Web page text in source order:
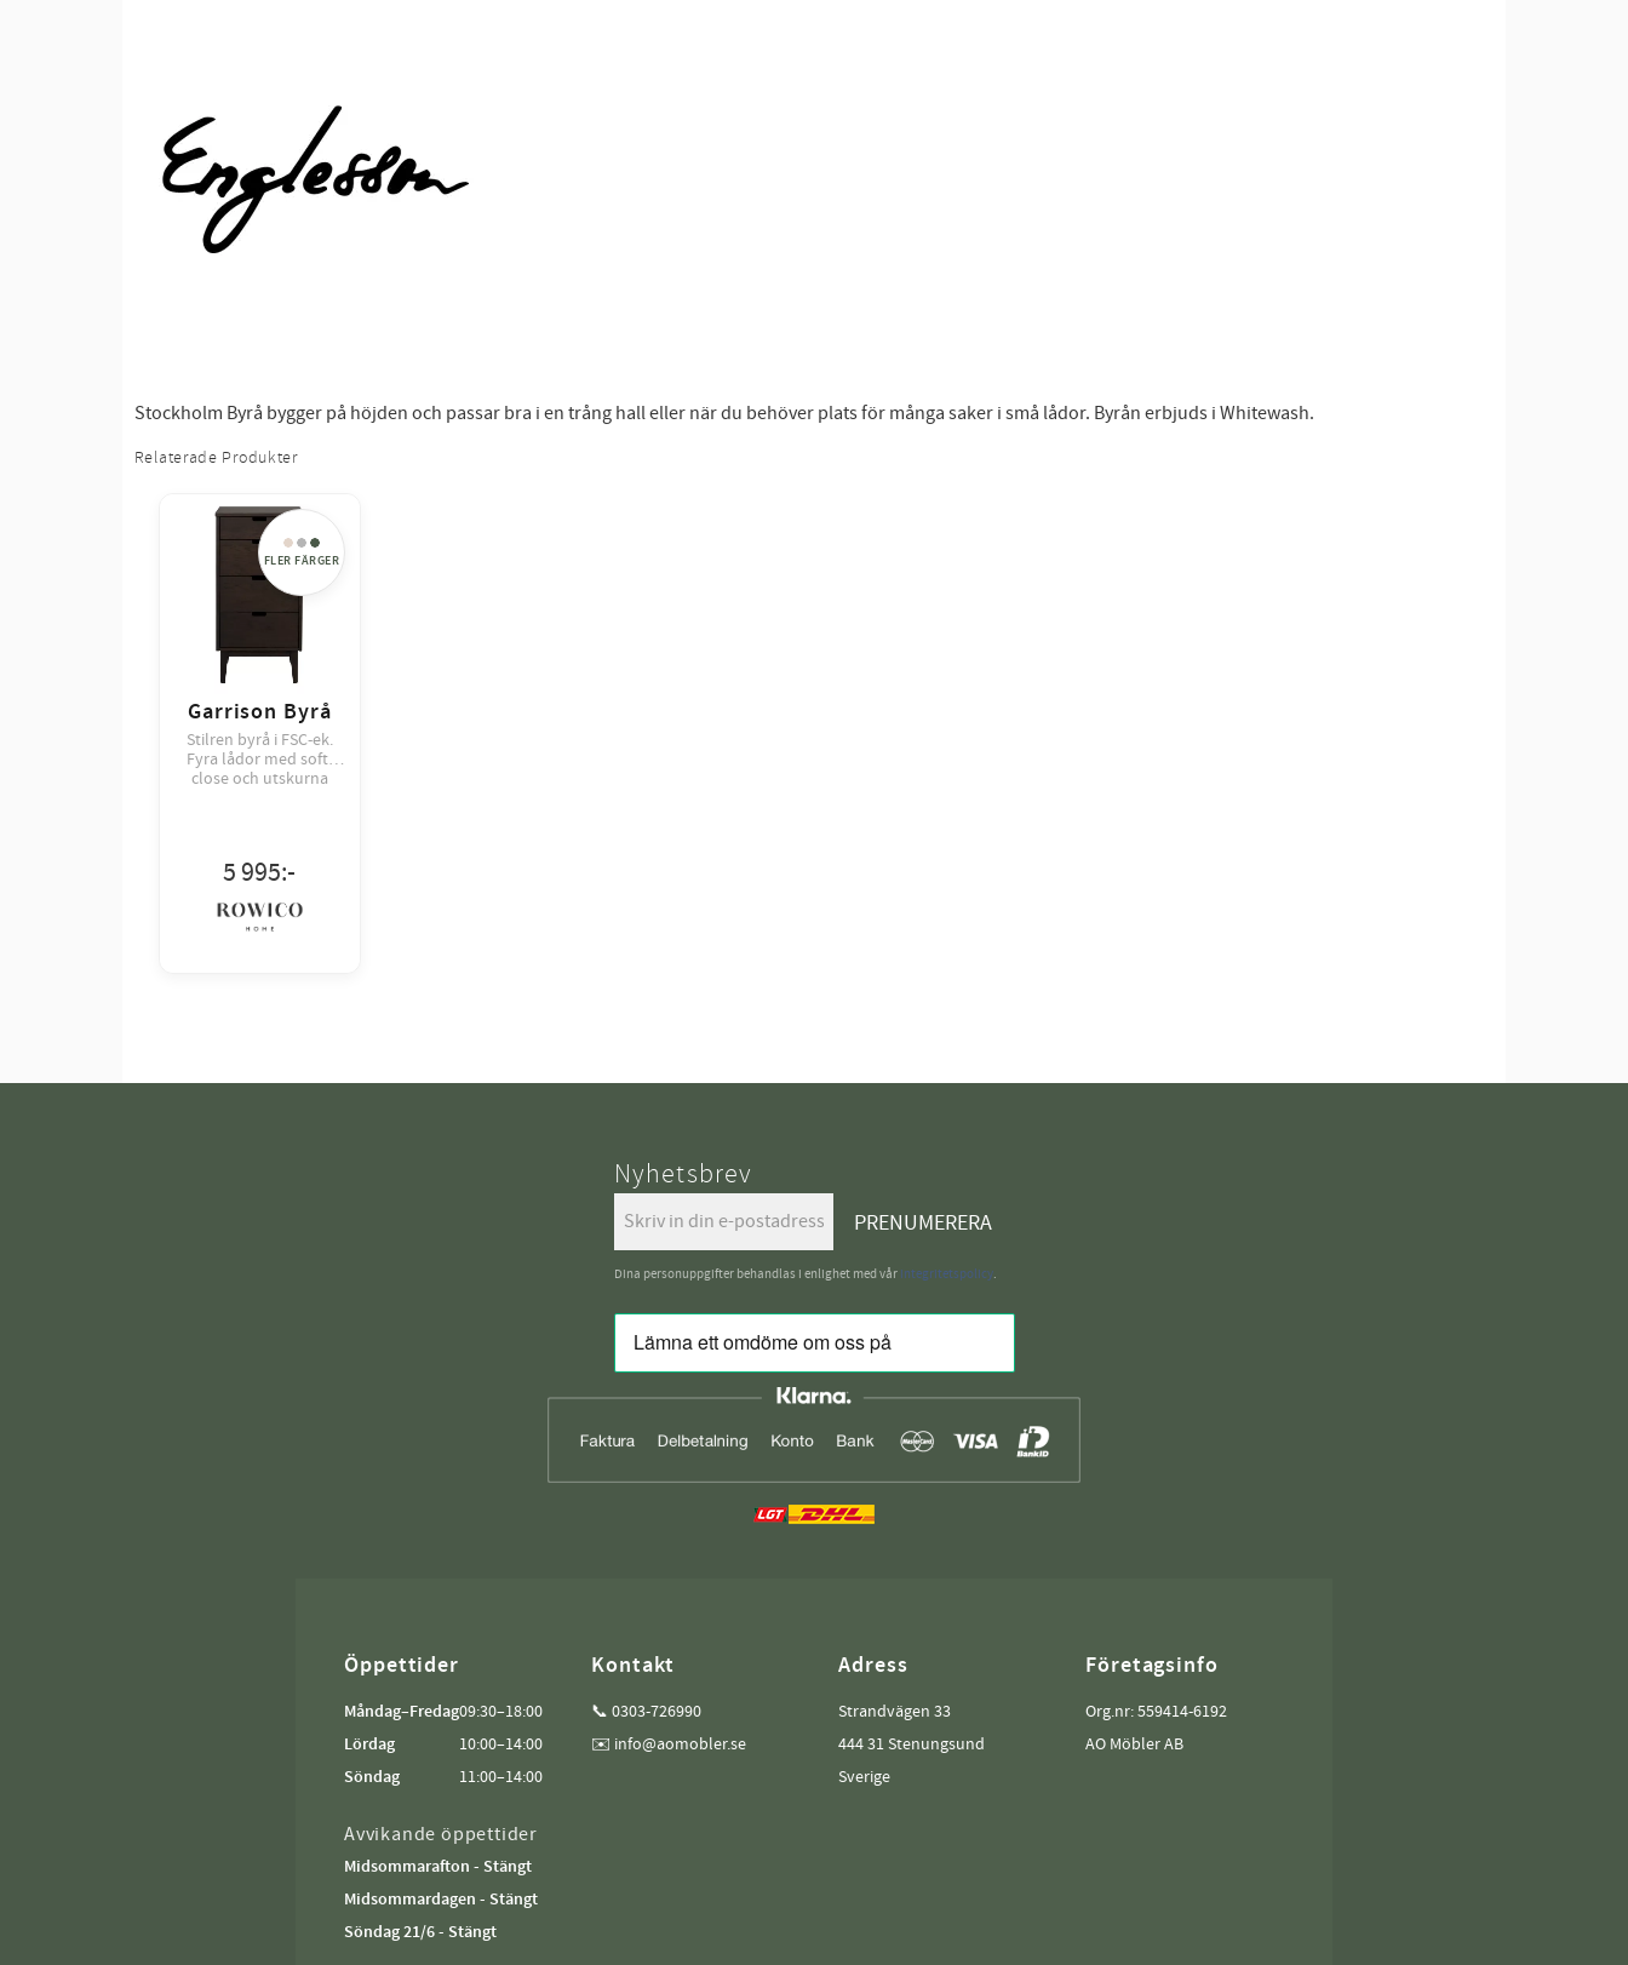
Stockholm Byrå bygger på höjden och passar bra i en trång hall eller när du behöver plats för många saker i små lådor. Byrån erbjuds i Whitewash.
Relaterade Produkter
Garrison Byrå
Stilren byrå i FSC-ek.
Fyra lådor med soft-
close och utskurna
5 995:-
Nyhetsbrev
PRENUMERERA
Dina personuppgifter behandlas i enlighet med vår integritetspolicy.
Öppettider
Måndag–Fredag09:30–18:00
Lördag
10:00–14:00
Söndag
11:00–14:00
Avvikande öppettider
Midsommarafton - Stängt
Midsommardagen - Stängt
Söndag 21/6 - Stängt
Kontakt
📞 0303-726990
✉️ info@aomobler.se
Adress
Strandvägen 33
444 31 Stenungsund
Sverige
Företagsinfo
Org.nr: 559414-6192
AO Möbler AB